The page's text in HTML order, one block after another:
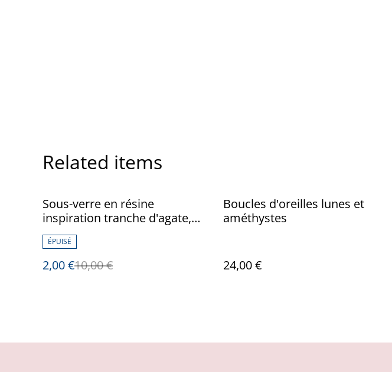
Related items
%
Sous-verre en résine
inspiration tranche d'agate,
blanc-violet transparent et
ovale
ÉPUISÉ
2,00 €10,00 €
Boucles d'oreilles lunes et
améthystes
24,00 €